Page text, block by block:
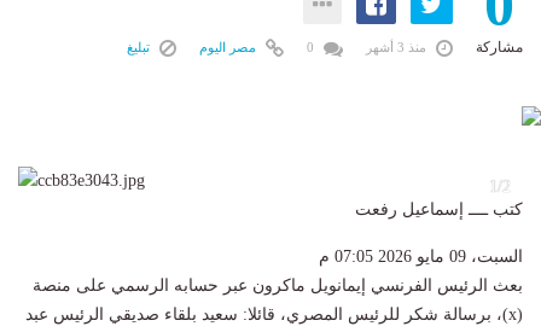
مشاركة منذ 3 أشهر مصر اليوم تبليغ
1/2
كتب ــــ إسماعيل رفعت
السبت، 09 مايو 2026 07:05 م
بعث الرئيس الفرنسي إيمانويل ماكرون عبر حسابه الرسمي على منصة
(x)، برسالة شكر للرئيس المصري، قائلا: سعيد بلقاء صديقي الرئيس عبد